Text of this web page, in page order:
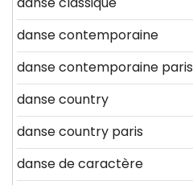
danse contemporaine
danse contemporaine paris
danse country
danse country paris
danse de caractère